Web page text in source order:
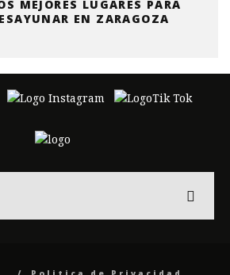
MEJORES LUGARES PARA
EN ZARAGOZA